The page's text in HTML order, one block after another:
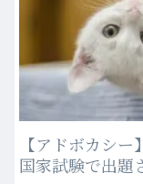
【アドボカシ
国家試験で出題